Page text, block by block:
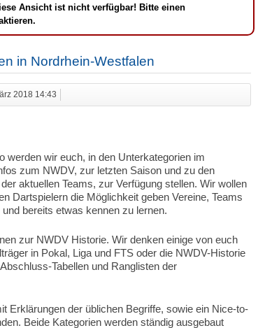
Ansicht ist nicht verfügbar! Bitte einen
in Nordrhein-Westfalen
2018 14:43
werden wir euch, in den Unterkategorien im
zum NWDV, zur letzten Saison und zu den
aktuellen Teams, zur Verfügung stellen. Wir wollen
Dartspielern die Möglichkeit geben Vereine, Teams
bereits etwas kennen zu lernen.
zur NWDV Historie. Wir denken einige von euch
in Pokal, Liga und FTS oder die NWDV-Historie
Tabellen und Ranglisten der
Erklärungen der üblichen Begriffe, sowie ein Nice-to-
Beide Kategorien werden ständig ausgebaut